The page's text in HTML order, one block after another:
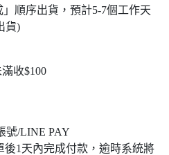
順序出貨，預計5-7個工作天
貨)
滿收$100
號/LINE PAY
1天內完成付款，逾時系統將